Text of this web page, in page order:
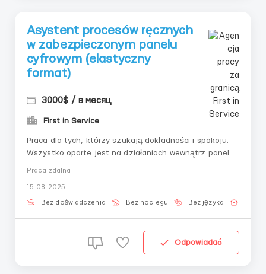
Asystent procesów ręcznych
w zabezpieczonym panelu
cyfrowym (elastyczny
format)
3000$ / в месяц
First in Service
Praca dla tych, którzy szukają dokładności i spokoju.
Wszystko oparte jest na działaniach wewnątrz panelu,
możliwością stopniowego rozwoju.📌 Co jest do
zrobienia:– Połączenie z systemem na podstawie
Praca zdalna
15-08-2025
Bez doświadczenia Bez noclegu Bez języka
Odpowiadać